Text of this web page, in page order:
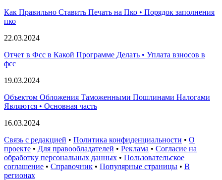
Как Правильно Ставить Печать на Пко • Порядок заполнения
пко
22.03.2024
Отчет в Фсс в Какой Программе Делать • Уплата взносов в
фсс
19.03.2024
Объектом Обложения Таможенными Пошлинами Налогами
Являются • Основная часть
16.03.2024
Связь с редакцией • Политика конфиденциальности • О
проекте • Для правообладателей • Реклама • Согласие на
обработку персональных данных • Пользовательское
соглашение • Справочник • Популярные страницы • В
регионах